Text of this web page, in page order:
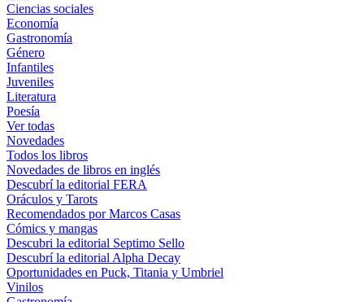
Ciencias sociales
Economía
Gastronomía
Género
Infantiles
Juveniles
Literatura
Poesía
Ver todas
Novedades
Todos los libros
Novedades de libros en inglés
Descubrí la editorial FERA
Oráculos y Tarots
Recomendados por Marcos Casas
Cómics y mangas
Descubri la editorial Septimo Sello
Descubrí la editorial Alpha Decay
Oportunidades en Puck, Titania y Umbriel
Vinilos